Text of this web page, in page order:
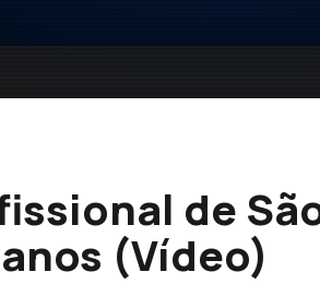
de
(Vídeo)